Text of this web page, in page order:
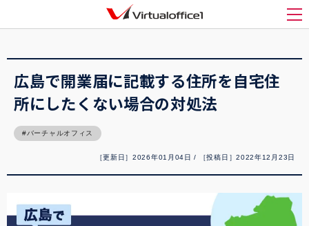
メ
バーチャルオフィス1(Virtualoffice1)
広島で開業届に記載す
る住所を自宅住所にしたくない場合の対処法
広島で開業届に記載する住所を自宅住
所にしたくない場合の対処法
バーチャルオフィス
［更新日］2026年01月04日 / ［投稿日］2022年12月23日